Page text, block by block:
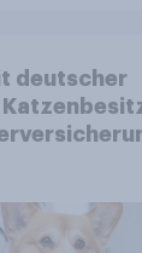
deutscher